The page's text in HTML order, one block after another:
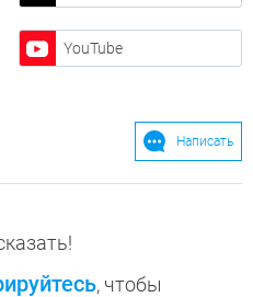
YouTube
Написать
, чтобы